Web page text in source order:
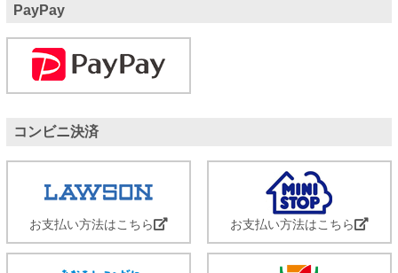
PayPay
コンビニ決済
お支払い方法はこちら お支払い方法はこちら